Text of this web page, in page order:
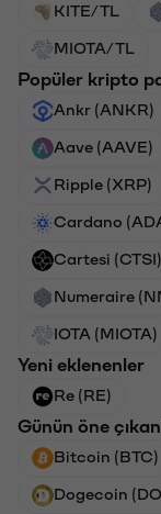
KITE/TL
MIOTA/TL
Popüler kripto
Ankr (ANKR)
Aave (AAVE)
Ripple (XRP)
Cardano
Cartesi (CTSI)
Numeraire
IOTA (MIOTA)
Yeni eklenenler
Re (RE)
Günün öne
Bitcoin (BTC)
Dogecoin